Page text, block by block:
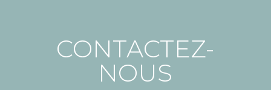
CONTACTEZ-
NOUS